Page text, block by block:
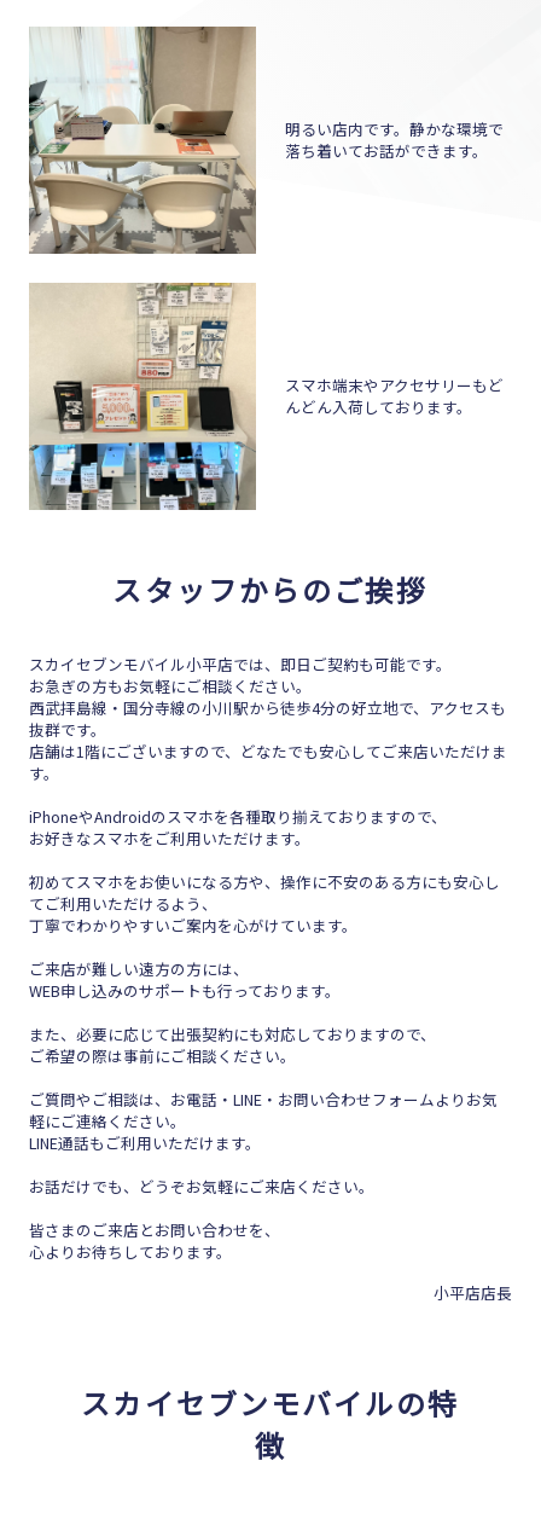
明るい店内です。静かな環境で
落ち着いてお話ができます。
スマホ端末やアクセサリーもど
んどん入荷しております。
スタッフからのご挨拶
スカイセブンモバイル小平店では、即日ご契約も可能です。
お急ぎの方もお気軽にご相談ください。
西武拝島線・国分寺線の小川駅から徒歩4分の好立地で、アクセスも
抜群です。
店舗は1階にございますので、どなたでも安心してご来店いただけま
す。
iPhoneやAndroidのスマホを各種取り揃えておりますので、
お好きなスマホをご利用いただけます。
初めてスマホをお使いになる方や、操作に不安のある方にも安心し
てご利用いただけるよう、
丁寧でわかりやすいご案内を心がけています。
ご来店が難しい遠方の方には、
WEB申し込みのサポートも行っております。
また、必要に応じて出張契約にも対応しておりますので、
ご希望の際は事前にご相談ください。
ご質問やご相談は、お電話・LINE・お問い合わせフォームよりお気
軽にご連絡ください。
LINE通話もご利用いただけます。
お話だけでも、どうぞお気軽にご来店ください。
皆さまのご来店とお問い合わせを、
心よりお待ちしております。
小平店店長
スカイセブンモバイルの特
徴